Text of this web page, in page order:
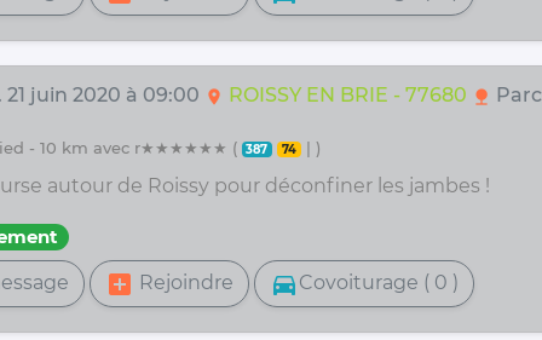
21 juin 2020 à 09:00 location_on ROISSY EN BRIE - 77680 nature
- 10 km avec r★★★★★★ ( 387 74 | )
autour de Roissy pour déconfiner les jambes !
add_box Rejoindre directions_car Covoiturage ( 0 )